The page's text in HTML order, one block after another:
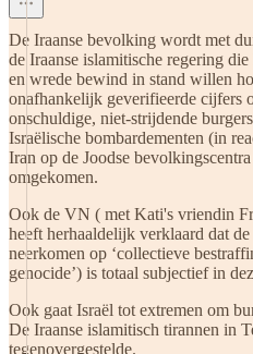
De Iraanse bevolking wordt met
de Iraanse islamitische regering
en wrede bewind in stand willen
onafhankelijk geverifieerde cijfers
onschuldige, niet-strijdende
Israëlische bombardementen (in
Iran op de Joodse
omgekomen.
Ook de VN ( met Kati's vriendin
heeft herhaaldelijk verklaard dat
neerkomen op ‘collectieve
genocide’) is totaal subjectief in
Ook gaat Israël tot extremen om
De Iraanse islamitisch tirannen in
tegenovergestelde.